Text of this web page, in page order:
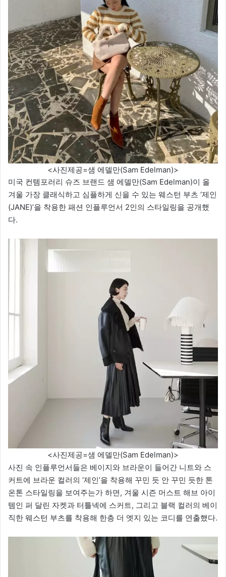
<사진제공=샘 에델만(Sam Edelman)>
미국 컨템포러리 슈즈 브랜드 샘 에델만(Sam Edelman)이 올
겨울 가장 클래식하고 심플하게 신을 수 있는 웨스턴 부츠 ‘제인
(JANE)’을 착용한 패션 인플루언서 2인의 스타일링을 공개했
다.
<사진제공=샘 에델만(Sam Edelman)>
사진 속 인플루언서들은 베이지와 브라운이 들어간 니트와 스
커트에 브라운 컬러의 ‘제인’을 착용해 꾸민 듯 안 꾸민 듯한 톤
온톤 스타일링을 보여주는가 하면, 겨울 시즌 머스트 해브 아이
템인 퍼 달린 자켓과 터틀넥에 스커트, 그리고 블랙 컬러의 베이
직한 웨스턴 부츠를 착용해 한층 더 엣지 있는 코디를 연출했다.